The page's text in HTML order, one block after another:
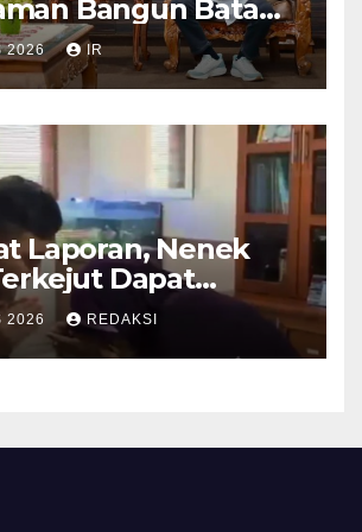
Bangun Batam,
Dalami
hingga Investasi
2026 IR
Laporan, Nenek
Dapat
dari Kabid Propam
Eddwi
2026 REDAKSI